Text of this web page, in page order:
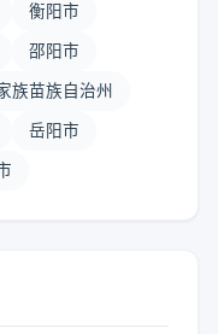
衡阳市
邵阳市
族苗族自治州
岳阳市